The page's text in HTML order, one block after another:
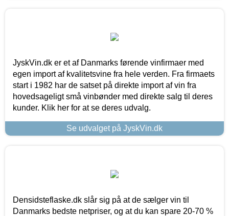
JyskVin.dk er et af Danmarks førende vinfirmaer med
egen import af kvalitetsvine fra hele verden. Fra firmaets
start i 1982 har de satset på direkte import af vin fra
hovedsageligt små vinbønder med direkte salg til deres
kunder. Klik her for at se deres udvalg.
Se udvalget på JyskVin.dk
Densidsteflaske.dk slår sig på at de sælger vin til
Danmarks bedste netpriser, og at du kan spare 20-70 %